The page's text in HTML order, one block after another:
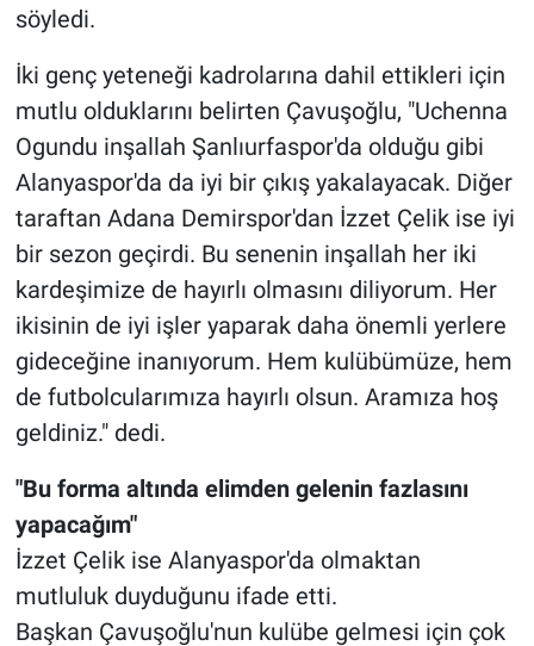
söyledi.
İki genç yeteneği kadrolarına dahil ettikleri için
mutlu olduklarını belirten Çavuşoğlu, "Uchenna
Ogundu inşallah Şanlıurfaspor'da olduğu gibi
Alanyaspor'da da iyi bir çıkış yakalayacak. Diğer
taraftan Adana Demirspor'dan İzzet Çelik ise iyi
bir sezon geçirdi. Bu senenin inşallah her iki
kardeşimize de hayırlı olmasını diliyorum. Her
ikisinin de iyi işler yaparak daha önemli yerlere
gideceğine inanıyorum. Hem kulübümüze, hem
de futbolcularımıza hayırlı olsun. Aramıza hoş
geldiniz." dedi.
"Bu forma altında elimden gelenin fazlasını
yapacağım"
İzzet Çelik ise Alanyaspor'da olmaktan
mutluluk duyduğunu ifade etti.
Başkan Çavuşoğlu'nun kulübe gelmesi için çok